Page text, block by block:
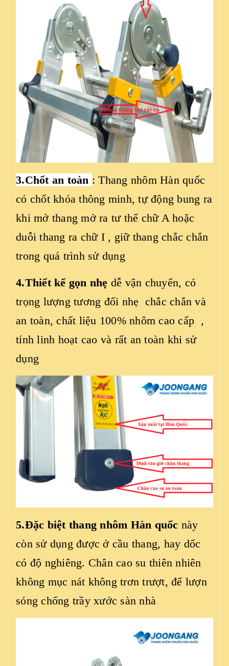
3.Chốt an toàn : Thang nhôm Hàn quốc
có chốt khóa thông minh, tự động bung ra
khi mở thang mở ra tư thế chữ A hoặc
duỗi thang ra chữ I , giữ thang chắc chắn
trong quá trình sử dụng
4.Thiết kế gọn nhẹ dễ vận chuyển, có
trọng lượng tương đối nhẹ chắc chắn và
an toàn, chất liệu 100% nhôm cao cấp ,
tính linh hoạt cao và rất an toàn khi sử
dụng
5.Đặc biệt thang nhôm Hàn quốc này
còn sử dụng được ở cầu thang, hay dốc
có độ nghiêng. Chân cao su thiên nhiên
không mục nát không trơn trượt, đế lượn
sóng chống trầy xước sàn nhà